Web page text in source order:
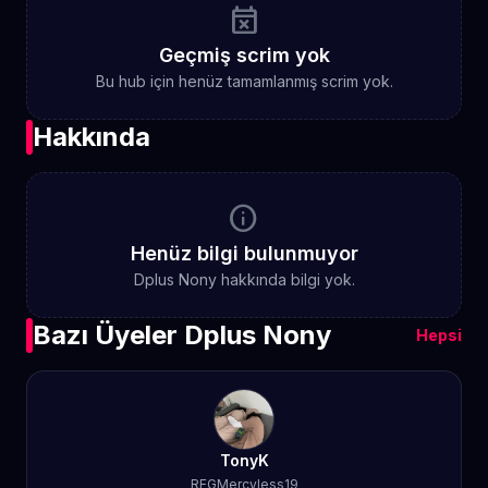
event_busy
Geçmiş scrim yok
Bu hub için henüz tamamlanmış scrim yok.
Hakkında
info
Henüz bilgi bulunmuyor
Dplus Nony hakkında bilgi yok.
Bazı Üyeler Dplus Nony Hepsi
TonyK
REGMercyless19